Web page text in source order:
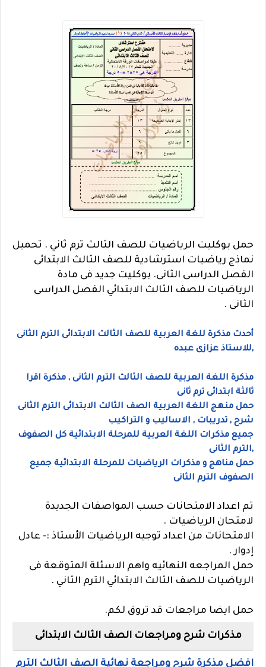
حمل بوكليت الرياضيات للصف الثالث ترم ثاني . تحميل
نماذج رياضيات استرشادية للصف الثالث الابتدائى
الفصل الدراسى الثانى. بوكليت جديد فى مادة
الرياضيات للصف الثالث الابتدائي الفصل الدراسى
الثانى .
أحدث مذكرة للغة العربية للصف الثالث الابتدائى الترم الثانى
,للاستاذ عزازى عبده
مذكرة اللغة العربية للصف الثالث الترم الثانى , مذكرة اقرا
ثالثة ابتدائى ترم ثانى
حمل منهج اللغة العربية الصف الثالث الابتدائى الترم الثانى
شرح , تدريبات , الاساليب و التراكيب
جميع مذكرات اللغة العربية للمرحلة الابتدائية كل الصفوف
,الترم الثانى
حمل مناهج و مذكرات الرياضيات للمرحلة الابتدائية جميع
الصفوف الترم الثانى
تم اعداد الامتحانات حسب المواصفات الجديدة
لامتحان الرياضيات .
الامتحانات من اعداد توجيه الرياضيات الأستاذ :- عادل
إدوار .
حمل المراجعه النهائيه واهم الاسئلة المتوقعة فى
الرياضيات للصف الثالث الابتدائي الترم الثاني .
حمل ايضا مراجعات قد تروق لكم.
مذكرات شرح ومراجعات الصف الثالث الابتدائى
افضل مذكرة شرح ومراجعة نهائية الصف الثالث الترم